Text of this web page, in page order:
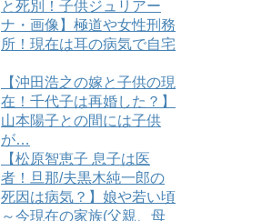
と死別！子供ジュリアー
ナ・画像】極道や女性刑務
所！現在は耳の病気で自宅
【沖田浩之の嫁と子供の現
在！千代子は再婚した？】
山本陽子との間には子供
が…
【松原智恵子 息子は医
者！旦那/夫黒木純一郎の
死因は病気？】娘や若い頃
～今現在の家族(父親、母